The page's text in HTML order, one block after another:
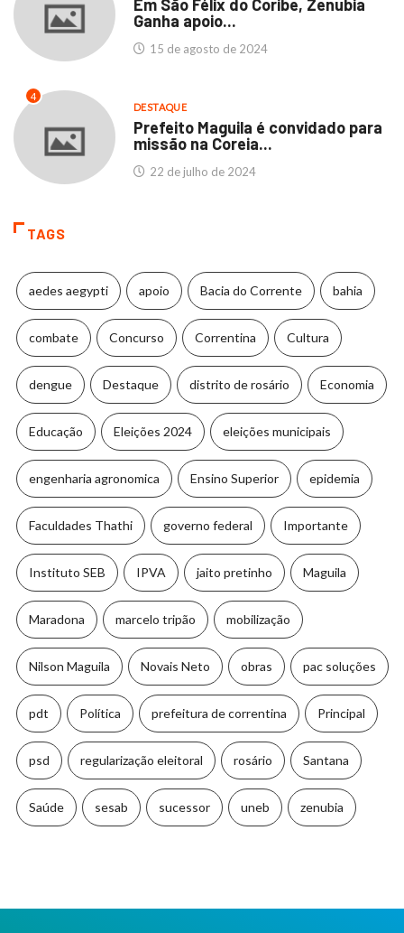
Em São Félix do Coribe, Zenubia
Ganha apoio...
15 de agosto de 2024
4
DESTAQUE
Prefeito Maguila é convidado para
missão na Coreia...
22 de julho de 2024
TAGS
aedes aegypti apoio Bacia do Corrente bahia
combate Concurso Correntina Cultura
dengue Destaque distrito de rosário Economia
Educação Eleições 2024 eleições municipais
engenharia agronomica Ensino Superior epidemia
Faculdades Thathi governo federal Importante
Instituto SEB IPVA jaito pretinho Maguila
Maradona marcelo tripão mobilização
Nilson Maguila Novais Neto obras pac soluções
pdt Política prefeitura de correntina Principal
psd regularização eleitoral rosário Santana
Saúde sesab sucessor uneb zenubia